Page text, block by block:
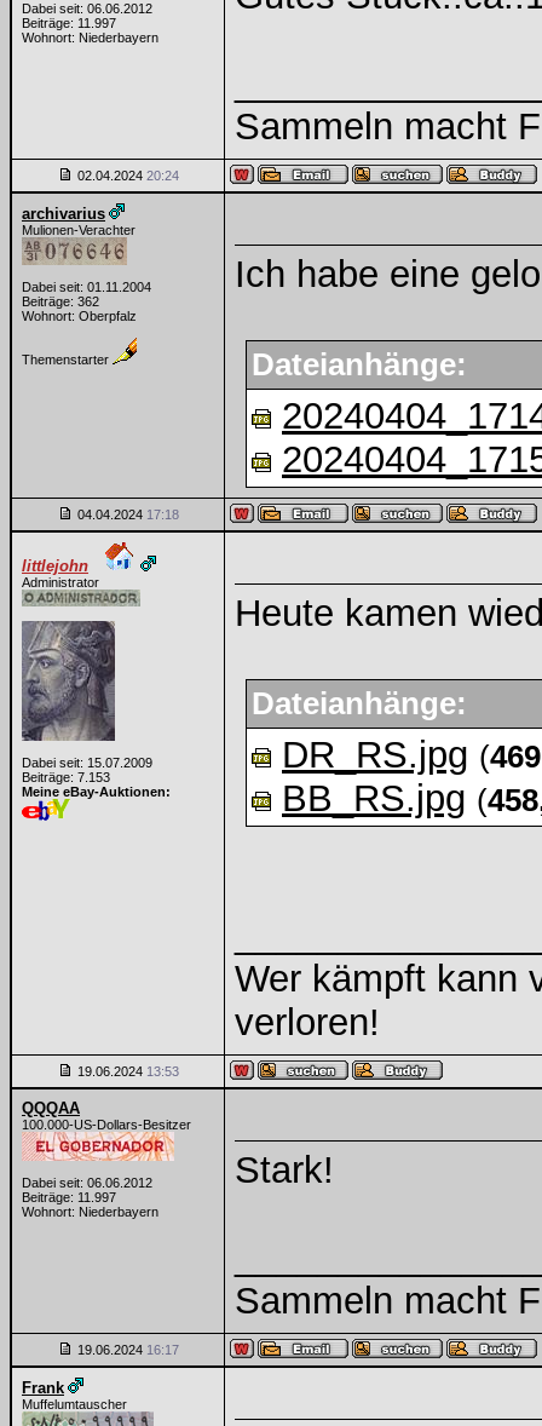
Dabei seit: 06.06.2012
Beiträge: 11.997
Wohnort: Niederbayern
Sammeln macht
02.04.2024 20:24
archivarius
Mulionen-Verachter
Dabei seit: 01.11.2004
Beiträge: 362
Wohnort: Oberpfalz
Themenstarter
Ich habe eine
Dateianhänge:
04.04.2024 17:18
littlejohn
Administrator
Dabei seit: 15.07.2009
Beiträge: 7.153
Meine eBay-Auktionen:
Heute kamen
Dateianhänge:
DR_RS.jpg (
BB_RS.jpg (
Wer kämpft kann
verloren!
19.06.2024 13:53
QQQAA
100.000-US-Dollars-Besitzer
Dabei seit: 06.06.2012
Beiträge: 11.997
Wohnort: Niederbayern
Stark!
Sammeln macht
19.06.2024 16:17
Frank
Muffelumtauscher